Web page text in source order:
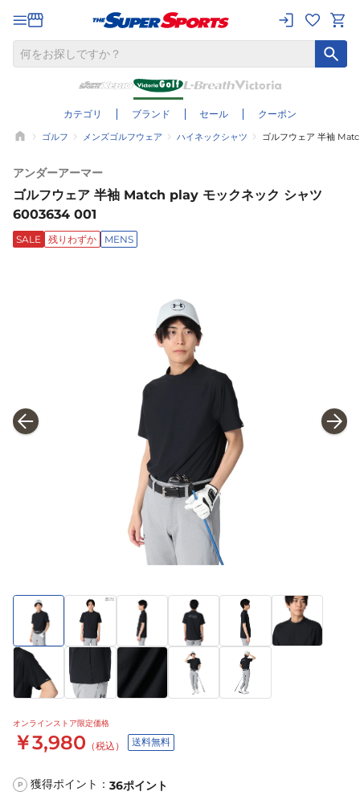
カテゴリ ブランド セール クーポン
ゴルフ メンズゴルフウェア ハイネックシャツ ゴルフウェア 半袖
アンダーアーマー
ゴルフウェア 半袖 Match play モックネック シャツ
6003634 001
SALE 残りわずか MENS
オンラインストア限定価格
￥3,980 （税込） 送料無料
P 獲得ポイント： 36ポイント